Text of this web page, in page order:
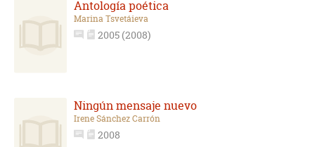
Antología poética
Marina Tsvetáieva
2005 (2008)
Ningún mensaje nuevo
Irene Sánchez Carrón
2008